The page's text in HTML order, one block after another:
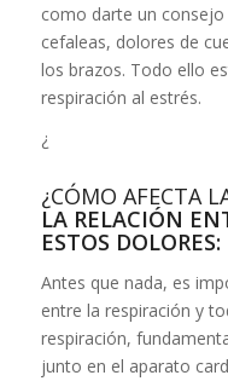
como darte un
cefaleas, dolores de
los brazos. Todo ello
respiración al estrés.
¿
¿CÓMO AFECTA
LA RELACIÓN
ESTOS DOLORES:
Antes que nada, es
entre la respiración y
respiración,
junto en el aparato